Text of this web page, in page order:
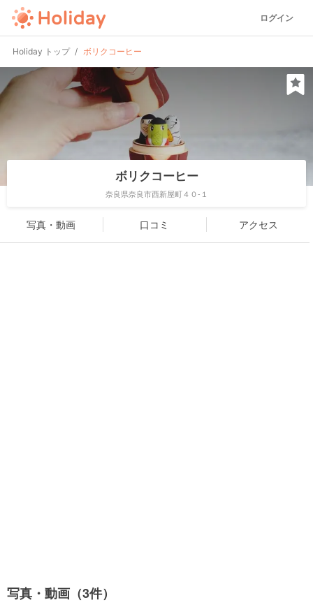
ログイン
Holiday トップ ボリクコーヒー
ボリクコーヒー
奈良県奈良市西新屋町４０-１
写真・動画 口コミ アクセス
写真・動画（3件）